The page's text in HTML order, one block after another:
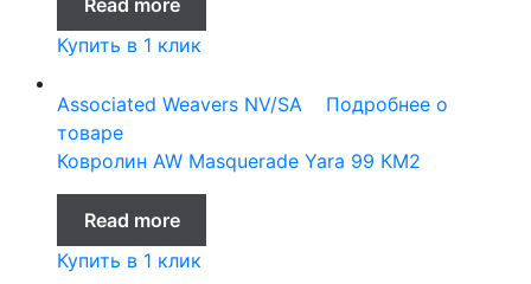
Read more
Купить в 1 клик
Associated Weavers NV/SA
Подробнее о
товаре
Ковролин AW Masquerade Yara 99 КМ2
Read more
Купить в 1 клик